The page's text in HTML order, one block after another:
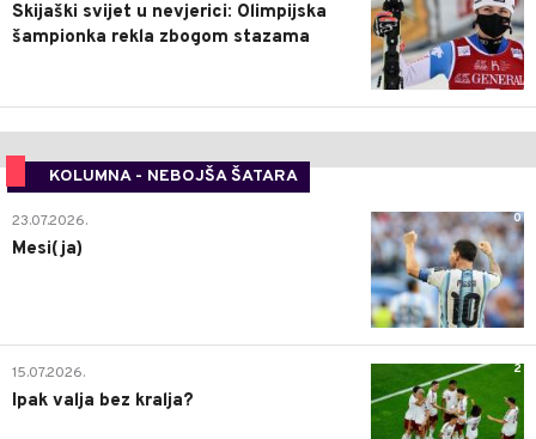
Skijaški svijet u nevjerici: Olimpijska
šampionka rekla zbogom stazama
KOLUMNA - NEBOJŠA ŠATARA
0
23.07.2026.
Mesi(ja)
2
15.07.2026.
Ipak valja bez kralja?